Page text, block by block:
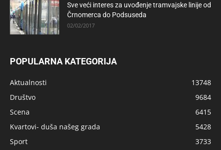
Sve veći interes za uvođenje tramvajske linije od
Črnomerca do Podsuseda
02/02/2017
POPULARNA KATEGORIJA
Aktualnosti
13748
Društvo
9684
Scena
6415
Kvartovi- duša našeg grada
5428
Sport
3733